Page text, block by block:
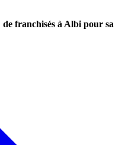
franchisés à Albi pour sa